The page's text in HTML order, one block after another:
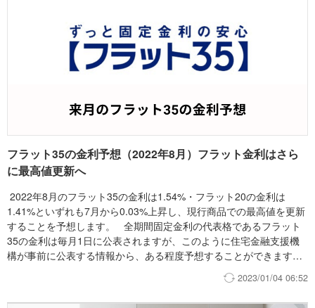
フラット35の金利予想（2022年8月）フラット金利はさら
に最高値更新へ
2022年8月のフラット35の金利は1.54%・フラット20の金利は
1.41%といずれも7月から0.03%上昇し、現行商品での最高値を更新
することを予想します。 全期間固定金利の代表格であるフラット
35の金利は毎月1日に公表されますが、このように住宅金融支援機
構が事前に公表する情報から、ある程度予想することができます。
フラット35とともに、各銀行の固定金利が来月どうなるかも事前に
予想しているので、これから住宅ローンを利用予定の方は参考にし
てみてください。
2023/01/04 06:52